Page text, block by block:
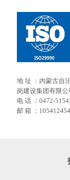
地 址 ：内蒙古自
岗建设集团有限公
电 话 ：0472-
邮 箱 ：